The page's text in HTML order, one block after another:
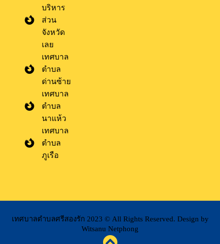
บริหาร
ส่วน
จังหวัด
เลย
เทศบาล
ตำบล
ด่านซ้าย
เทศบาล
ตำบล
นาแห้ว
เทศบาล
ตำบล
ภูเรือ
เทศบาลตำบลศรีสองรัก 2023 © All Rights Reserved. Design by
Witsanu Netphong